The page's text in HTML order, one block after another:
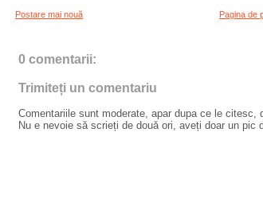
Postare mai nouă Pagina de
0 comentarii:
Trimiteți un comentariu
Comentariile sunt moderate, apar dupa ce le
Nu e nevoie să scrieți de două ori, aveți doar un pic